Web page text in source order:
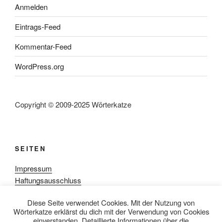
Anmelden
Eintrags-Feed
Kommentar-Feed
WordPress.org
Copyright © 2009-2025 Wörterkatze
SEITEN
Impressum
Haftungsausschluss
Rezensionpolitik
Bewertungsschema
Diese Seite verwendet Cookies. Mit der Nutzung von
Wörterkatze erklärst du dich mit der Verwendung von Cookies